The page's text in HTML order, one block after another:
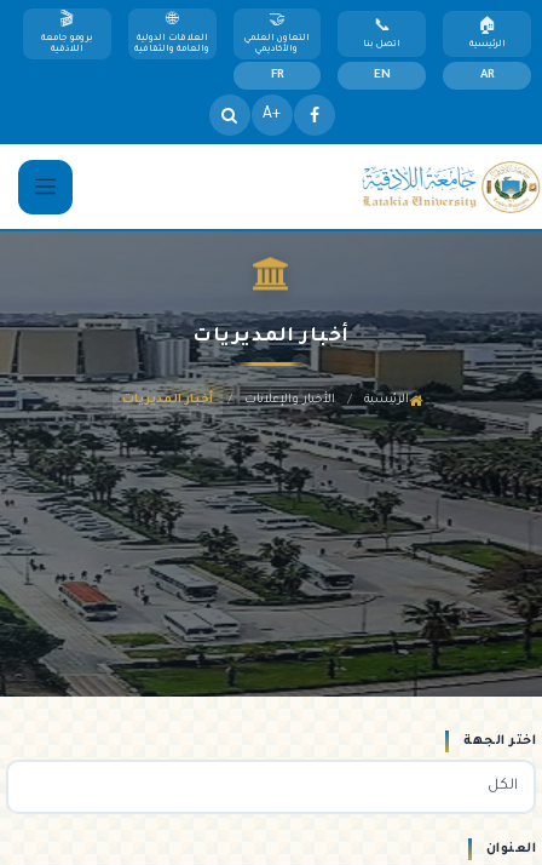
الرئيسية اتصل بنا
التعاون العلمي
والأكاديمي
العلاقات الدولية
والعامة والثقافية
برومو جامعة
اللاذقية
AR
EN
FR
+A
أخبار المديريات
الرئيسية / الأخبار والإعلانات / أخبار المديريات
اختر الجهة
العنوان